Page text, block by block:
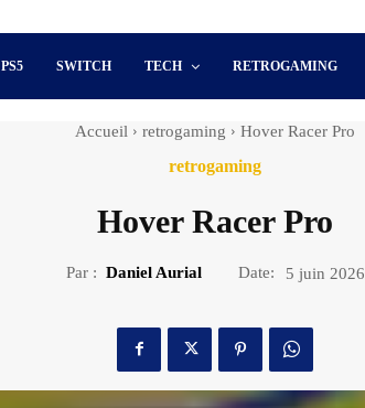
PS5 SWITCH TECH RETROGAMING
Accueil retrogaming Hover Racer Pro
retrogaming
Hover Racer Pro
Par : Daniel Aurial Date: 5 juin 2026